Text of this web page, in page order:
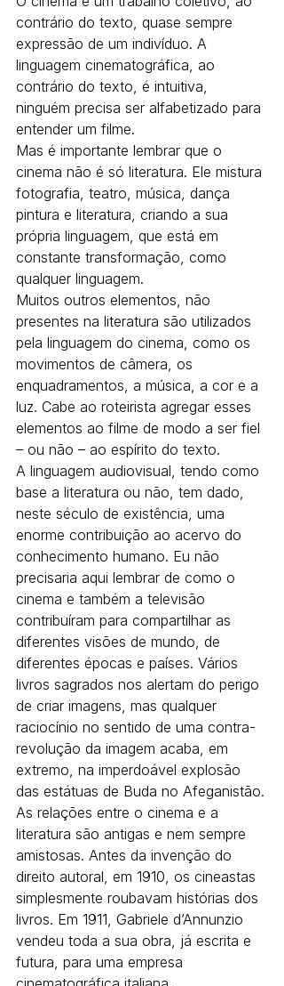
contrário do texto, quase sempre
expressão de um indivíduo. A
linguagem cinematográfica, ao
contrário do texto, é intuitiva,
ninguém precisa ser alfabetizado para
entender um filme.
Mas é importante lembrar que o
cinema não é só literatura. Ele mistura
fotografia, teatro, música, dança
pintura e literatura, criando a sua
própria linguagem, que está em
constante transformação, como
qualquer linguagem.
Muitos outros elementos, não
presentes na literatura são utilizados
pela linguagem do cinema, como os
movimentos de câmera, os
enquadramentos, a música, a cor e a
luz. Cabe ao roteirista agregar esses
elementos ao filme de modo a ser fiel
– ou não – ao espírito do texto.
A linguagem audiovisual, tendo como
base a literatura ou não, tem dado,
neste século de existência, uma
enorme contribuição ao acervo do
conhecimento humano. Eu não
precisaria aqui lembrar de como o
cinema e também a televisão
contribuíram para compartilhar as
diferentes visões de mundo, de
diferentes épocas e países. Vários
livros sagrados nos alertam do perigo
de criar imagens, mas qualquer
raciocínio no sentido de uma contra-
revolução da imagem acaba, em
extremo, na imperdoável explosão
das estátuas de Buda no Afeganistão.
As relações entre o cinema e a
literatura são antigas e nem sempre
amistosas. Antes da invenção do
direito autoral, em 1910, os cineastas
simplesmente roubavam histórias dos
livros. Em 1911, Gabriele d’Annunzio
vendeu toda a sua obra, já escrita e
futura, para uma empresa